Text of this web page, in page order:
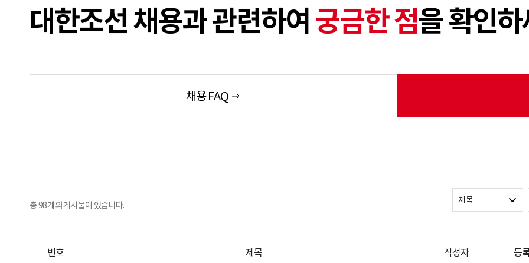
대한조선 채용과 관련하여 궁금한 점을 확인
채용 FAQ
제목
총98개의 게시물이 있습니다.
번호 제목 작성자 등